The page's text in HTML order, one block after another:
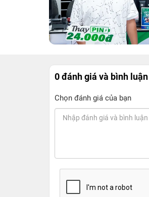
0 đánh giá và bình luận
Chọn đánh giá của bạn